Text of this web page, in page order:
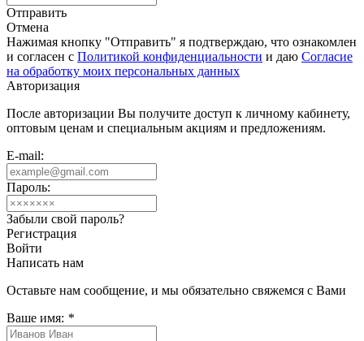
Отправить
Отмена
Нажимая кнопку "Отправить" я подтверждаю, что ознакомлен
и согласен с Политикой конфиденциальности и даю Согласие
на обработку моих персональных данных
Авторизация
После авторизации Вы получите доступ к личному кабинету,
оптовым ценам и специальным акциям и предложениям.
E-mail:
Пароль:
Забыли свой пароль?
Регистрация
Войти
Написать нам
Оставьте нам сообщение, и мы обязательно свяжемся с Вами
Ваше имя: *